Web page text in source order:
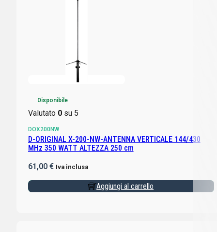
Disponibile
Valutato 0su 5
DOX200NW
D-ORIGINAL X-200-NW-ANTENNA VERTICALE 144/430
MHz 350 WATT ALTEZZA 250 cm
61,00 € Iva inclusa
Aggiungi al carrello